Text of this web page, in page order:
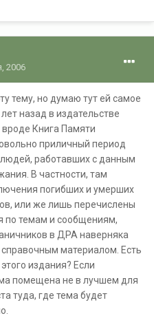
2006
тему, но думаю тут ей самое
назад в издательстве
Книга Памяти
приличный период
работавших с данным
В частности, там
погибших и умерших
или же лишь перечислены
по темам и сообщениям,
в ДРА наверняка
материалом. Есть
издания? Если
помещена не в лучшем для
туда, где тема будет